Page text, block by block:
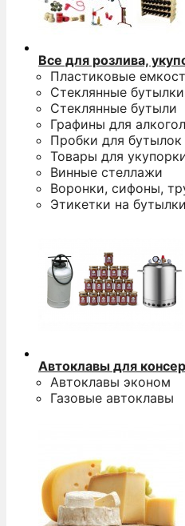
Все для розлива,
Пластиковые
Стеклянные бутылки
Стеклянные бутыли
Графины для
Пробки для бутылок
Товары для
Винные стеллажи
Воронки, сифоны,
Этикетки на бутылки
Автоклавы для
Автоклавы эконом
Газовые автоклавы